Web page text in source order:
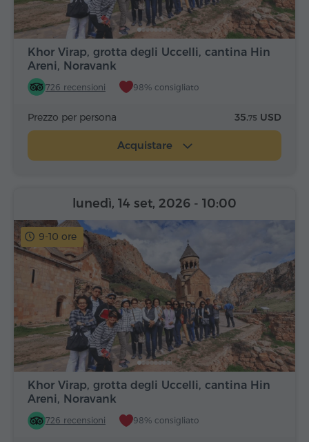
Khor Virap, grotta degli Uccelli, cantina Hin
Areni, Noravank
726 recensioni 98% consigliato
Prezzo per persona 35.75 USD
Acquistare
9-10 ore
Khor Virap, grotta degli Uccelli, cantina Hin
Areni, Noravank
726 recensioni 98% consigliato
lunedì, 14 set, 2026 - 10:00